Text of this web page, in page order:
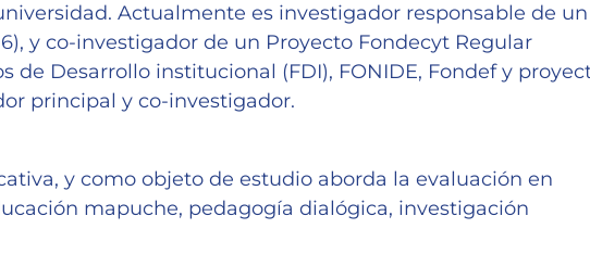
Actualmente es investigador responsable de un
y co-investigador de un Proyecto Fondecyt Regular
de Desarrollo institucional (FDI), FONIDE, Fondef y
principal y co-investigador.
y como objeto de estudio aborda la evaluación en
mapuche, pedagogía dialógica, investigación